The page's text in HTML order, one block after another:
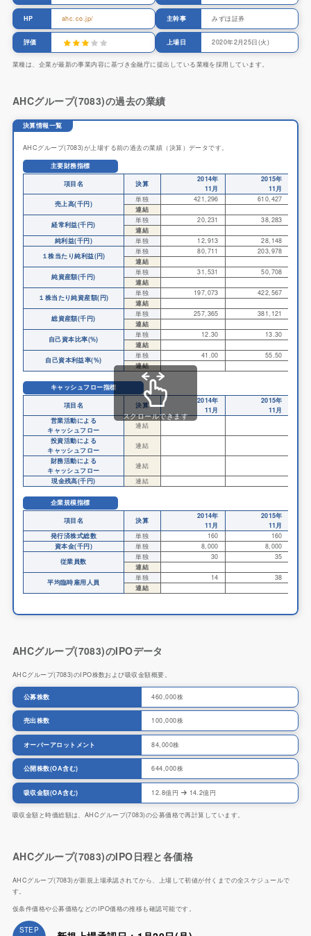
HP ahc.co.jp/
評価
主幹事 みずほ証券
上場日 2020年2月25日(火)
業種は、企業が最新の事業内容に基づき金融庁に提出している業種を採用しています。
AHCグループ(7083)の過去の業績
決算情報一覧
AHCグループ(7083)が上場する前の過去の業績（決算）データです。
主要財務指標
項目名
決算
2014年
11月
2015年
11月
売上高(千円)
単独 421,296
610,427
連結
経常利益(千円)
単独 20,231
38,283
連結
純利益(千円)
単独 12,913
28,148
１株当たり純利益(円)
単独 80,711
203,978
連結
純資産額(千円)
単独 31,531
50,708
連結
１株当たり純資産額(円)
単独 197,073
422,567
連結
総資産額(千円)
単独 257,365
381,121
連結
自己資本比率(%)
単独 12.30
13.30
連結
自己資本利益率(%)
単独 41.00
55.50
連結
キャッシュフロー指標
項目名
決算
2014年
11月
2015年
11月
営業活動による
キャッシュフロー
連結
投資活動による
キャッシュフロー
連結
財務活動による
キャッシュフロー
連結
現金残高(千円)
連結
企業規模指標
項目名
決算
2014年
11月
2015年
11月
発行済株式総数
単独 160
160
資本金(千円)
単独 8,000
8,000
従業員数
単独 30
35
連結
平均臨時雇用人員
単独 14
38
連結
スクロールできます
AHCグループ(7083)のIPOデータ
AHCグループ(7083)のIPO株数および吸収金額概要。
公募株数 460,000株
売出株数 100,000株
オーバーアロットメント 84,000株
公開株数(OA含む) 644,000株
吸収金額(OA含む) 12.8億円 14.2億円
吸収金額と時価総額は、AHCグループ(7083)の公募価格で再計算しています。
AHCグループ(7083)のIPO日程と各価格
AHCグループ(7083)が新規上場承認されてから、上場して初値が付くまでの全スケジュールで
す。
仮条件価格や公募価格などのIPO価格の推移も確認可能です。
STEP